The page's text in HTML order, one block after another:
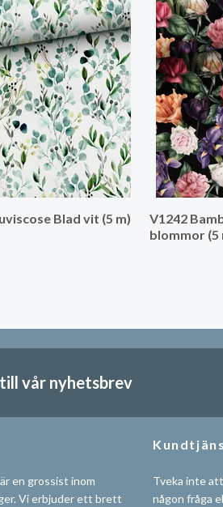
Blad vit (5 m)
V1242
blommor (5
vår nyhetsbrev
en grossist inom
Vi erbjuder ett brett
Tveka inte
någon fråga